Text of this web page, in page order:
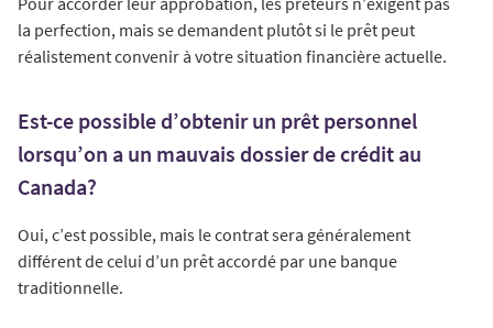
la perfection, mais se demandent plutôt si le prêt peut
réalistement convenir à votre situation financière actuelle.
Est-ce possible d’obtenir un prêt personnel
lorsqu’on a un mauvais dossier de crédit au
Canada?
Oui, c’est possible, mais le contrat sera généralement
différent de celui d’un prêt accordé par une banque
traditionnelle.